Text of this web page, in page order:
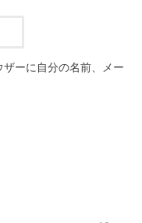
ーに自分の名前、メー